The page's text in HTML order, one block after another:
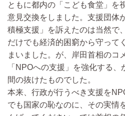
ともに都内の「こども食堂」を
意見交換をしました。支援団体
積極支援」を訴えたのは当然で
だけでも経済的困窮から守って
まいました。が、岸田首相のコ
「NPOへの支援」を強化する、
間の抜けたものでした。
本来、行政が行うべき支援を
でも国家の恥なのに、その実情